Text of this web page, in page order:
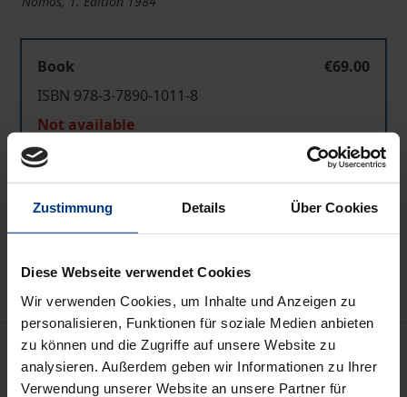
Zustimmung Details Über Cookies
Diese Webseite verwendet Cookies
Wir verwenden Cookies, um Inhalte und Anzeigen zu
personalisieren, Funktionen für soziale Medien anbieten
zu können und die Zugriffe auf unsere Website zu
analysieren. Außerdem geben wir Informationen zu Ihrer
Verwendung unserer Website an unsere Partner für
Book
€69.00
ISBN 978-3-7890-1011-8
Not available
Add to Cart
Add to Wish List
Bibliographical data